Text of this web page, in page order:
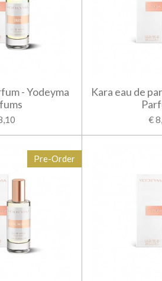
- Yodeyma
Kara eau de
€
Pre-Order